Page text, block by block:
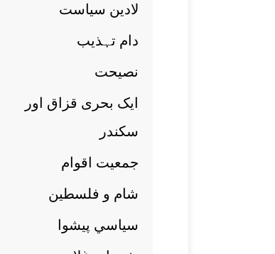
لادين سياست
دام تہذيب
نصيحت
ايک بحری قزاق اور
سکندر
جمعيت اقوام
شام و فلسطين
سياسي پيشوا